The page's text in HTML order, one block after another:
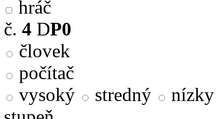
hráč
č. 4 DP0
človek
počítač
vysoký
stredný
nízky